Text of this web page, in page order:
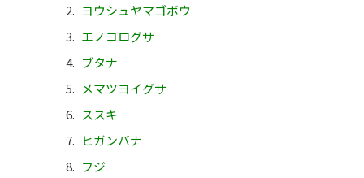
ヨウシュヤマゴボウ
エノコログサ
ブタナ
メマツヨイグサ
ススキ
ヒガンバナ
フジ